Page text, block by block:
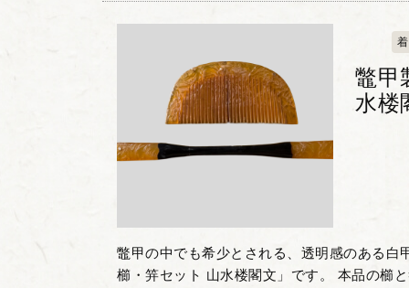
鼈甲
水楼
鼈甲の中でも希少とされる、透明感のある白
櫛・笄セット 山水楼閣文」です。 本品の櫛